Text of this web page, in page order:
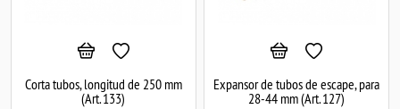
Corta tubos, longitud de 250 mm
(Art. 133)
Expansor de tubos de escape, para
28-44 mm (Art. 127)